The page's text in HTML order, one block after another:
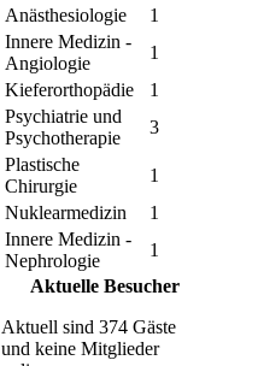
Anästhesiologie
1
Innere Medizin -
Angiologie
1
Kieferorthopädie
1
Psychiatrie und
Psychotherapie
3
Plastische
Chirurgie
1
Nuklearmedizin
1
Innere Medizin -
Nephrologie
1
Aktuelle Besucher
Aktuell sind 374 Gäste
und keine Mitglieder